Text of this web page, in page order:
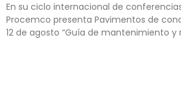
En su ciclo internacional de
Procemco presenta Pavimentos de
12 de agosto “Guía de mantenimiento y